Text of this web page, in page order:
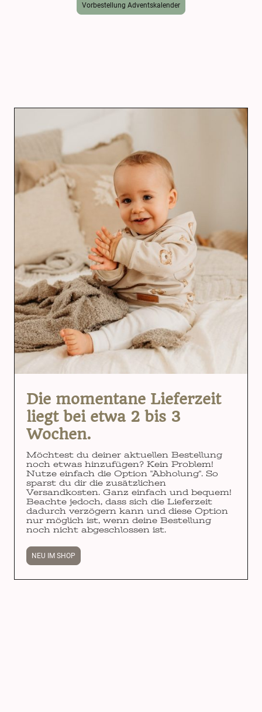
Vorbestellung Adventskalender
Die momentane Lieferzeit
liegt bei etwa 2 bis 3
Wochen.
Möchtest du deiner aktuellen Bestellung
noch etwas hinzufügen? Kein Problem!
Nutze einfach die Option "Abholung". So
sparst du dir die zusätzlichen
Versandkosten. Ganz einfach und bequem!
Beachte jedoch, dass sich die Lieferzeit
dadurch verzögern kann und diese Option
nur möglich ist, wenn deine Bestellung
noch nicht abgeschlossen ist.
NEU IM SHOP